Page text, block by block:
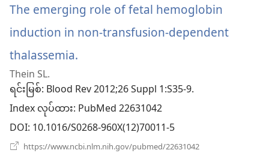
တယ်)
နေ
တယ်)
The emerging role of fetal hemoglobin
induction in non-transfusion-dependent
thalassemia.
ဖွ
င့်
နေ
Thein SL.
ရင်းမြစ်‎: Blood Rev 2012;26 Suppl 1:S35-9.
Index လုပ်ထား‎: PubMed 22631042
DOI‎: 10.1016/S0268-960X(12)70011-5
https://www.ncbi.nlm.nih.gov/pubmed/22631042